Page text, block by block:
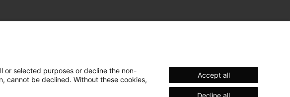
or selected purposes or decline the non-
cannot be declined. Without these cookies,
Accept all
Decline all